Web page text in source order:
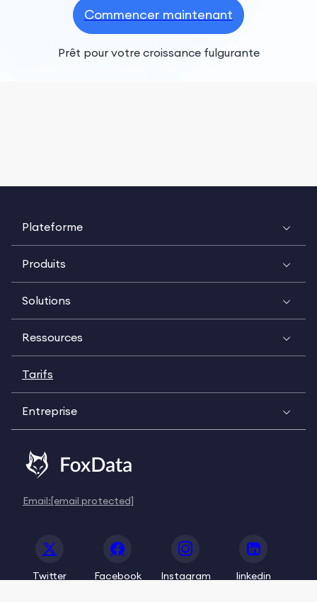
Commencer maintenant
Prêt pour votre croissance fulgurante
Plateforme
Produits
Solutions
Ressources
Tarifs
Entreprise
Email:[email protected]
Twitter Facebook Instagram linkedin